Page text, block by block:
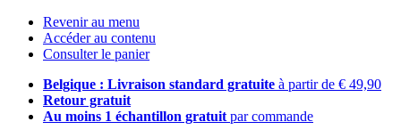
Revenir au menu
Accéder au contenu
Consulter le panier
Belgique : Livraison standard gratuite à partir de € 49,90
Retour gratuit
Au moins 1 échantillon gratuit par commande